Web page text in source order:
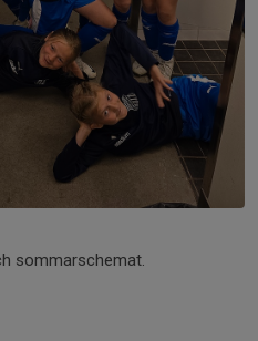
sommarschemat.